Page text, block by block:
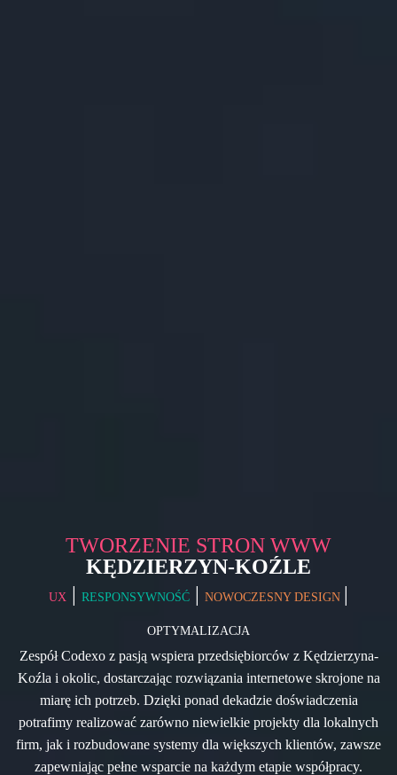
TWORZENIE STRON WWW
KĘDZIERZYN-KOŹLE
UX | RESPONSYWNOŚĆ | NOWOCZESNY DESIGN |
OPTYMALIZACJA
Zespół Codexo z pasją wspiera przedsiębiorców z Kędzierzyna-
Koźla i okolic, dostarczając rozwiązania internetowe skrojone na
miarę ich potrzeb. Dzięki ponad dekadzie doświadczenia
potrafimy realizować zarówno niewielkie projekty dla lokalnych
firm, jak i rozbudowane systemy dla większych klientów, zawsze
zapewniając pełne wsparcie na każdym etapie współpracy.